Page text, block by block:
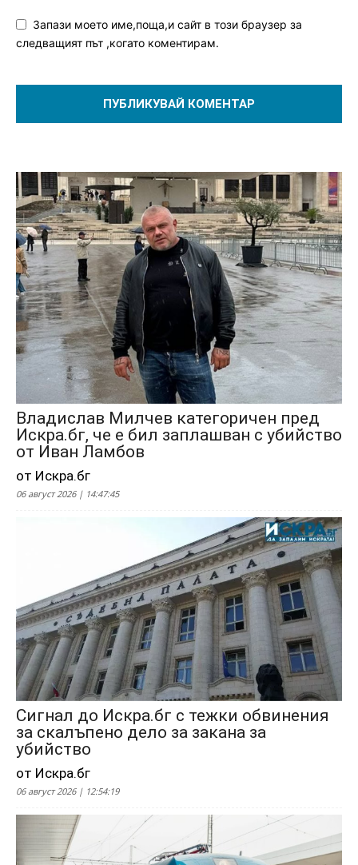
Запази моето име,поща,и сайт в този браузер за
следващият път ,когато коментирам.
Владислав Милчев категоричен пред
Искра.бг, че е бил заплашван с убийство
от Иван Ламбов
от Искра.бг
06 август 2026 | 14:47:45
Сигнал до Искра.бг с тежки обвинения
за скалъпено дело за закана за
убийство
от Искра.бг
06 август 2026 | 12:54:19